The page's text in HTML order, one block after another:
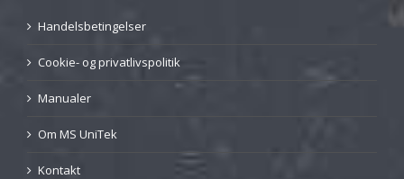
Handelsbetingelser
Cookie- og privatlivspolitik
Manualer
Om MS UniTek
Kontakt